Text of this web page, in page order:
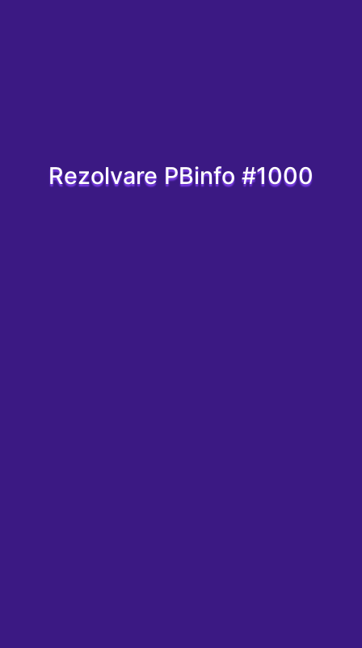
Rezolvare PBinfo #1000